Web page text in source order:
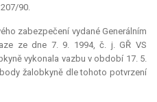
90.
zabezpečení vydané Generálním
ze dne 7. 9. 1994, č. j. GŘ VS
vykonala vazbu v období 17. 5.
žalobkyně dle tohoto potvrzení